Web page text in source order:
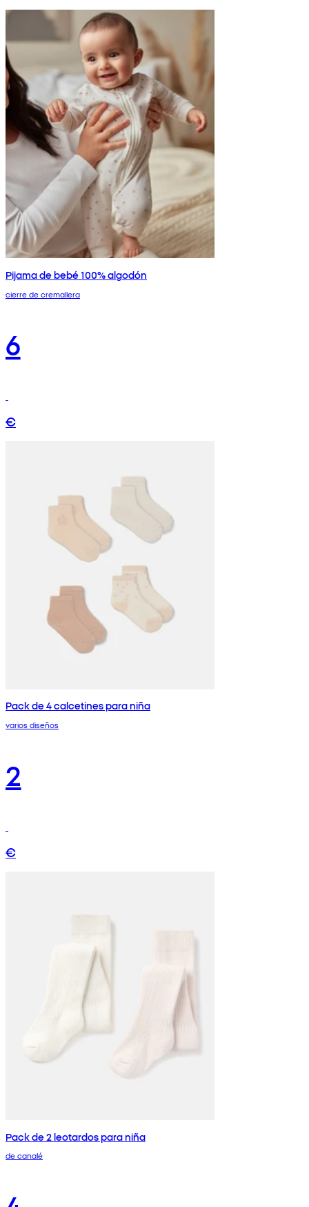
Pijama de bebé 100% algodón
cierre de cremallera
6
€
Pack de 4 calcetines para niña
varios diseños
2
€
Pack de 2 leotardos para niña
de canalé